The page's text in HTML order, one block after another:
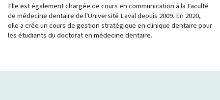
Elle est également chargée de cours en communication à la Faculté
de médecine dentaire de l'Université Laval depuis 2009. En 2020,
elle a crée un cours de gestion stratégique en clinique dentaire pour
les étudiants du doctorat en médecine dentaire.